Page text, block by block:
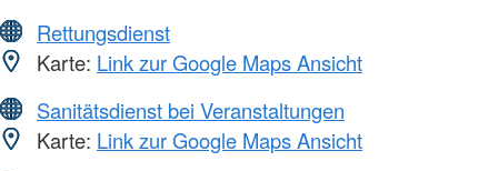
Rettungsdienst
Karte: Link zur Google Maps Ansicht
Sanitätsdienst bei Veranstaltungen
Karte: Link zur Google Maps Ansicht